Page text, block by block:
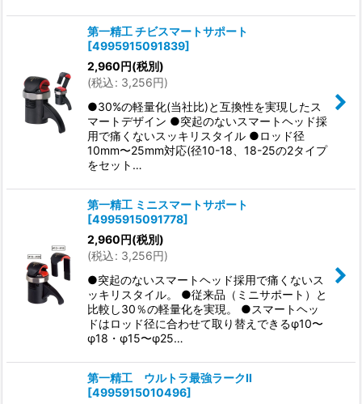
第一精工 チビスマートサポート
[4995915091839]
2,960円(税別)
(税込: 3,256円)
●30%の軽量化(当社比)と互換性を実現したス
マートデザイン ●突起のないスマートヘッド採
用で痛くないスッキリスタイル ●ロッド径
10mm〜25mm対応(径10-18、18-25の2タイプ
をセット…
第一精工 ミニスマートサポート
[4995915091778]
2,960円(税別)
(税込: 3,256円)
●突起のないスマートヘッド採用で痛くないス
ッキリスタイル。 ●従来品（ミニサポート）と
比較し30％の軽量化を実現。 ●スマートヘッ
ドはロッド径に合わせて取り替えできるφ10〜
φ18・φ15〜φ25…
第一精工 ウルトラ最強ラークII
[4995915010496]